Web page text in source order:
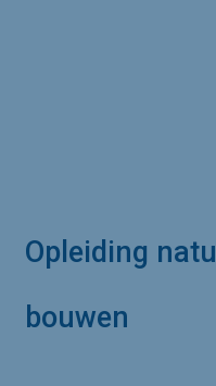
Opleiding
bouwen